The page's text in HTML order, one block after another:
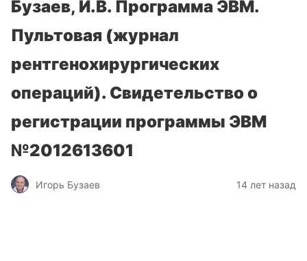
Бузаев, И.В. Программа ЭВМ.
Пультовая (журнал
рентгенохирургических
операций). Свидетельство о
регистрации программы ЭВМ
№2012613601
Игорь Бузаев 14 лет назад